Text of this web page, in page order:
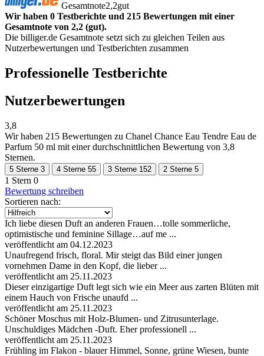
Gesamtnote2,2gut
Wir haben 0 Testberichte und 215 Bewertungen mit einer
Gesamtnote von 2,2 (gut).
Die billiger.de Gesamtnote setzt sich zu gleichen Teilen aus
Nutzerbewertungen und Testberichten zusammen
Professionelle Testberichte
Nutzerbewertungen
3,8
Wir haben 215 Bewertungen zu Chanel Chance Eau Tendre Eau de
Parfum 50 ml mit einer durchschnittlichen Bewertung von 3,8
Sternen.
5 Sterne 3 4 Sterne 55 3 Sterne 152 2 Sterne 5
1 Stern 0
Bewertung schreiben
Sortieren nach:
Ich liebe diesen Duft an anderen Frauen…tolle sommerliche,
optimistische und feminine Sillage…auf me ...
veröffentlicht am 04.12.2023
Unaufregend frisch, floral. Mir steigt das Bild einer jungen
vornehmen Dame in den Kopf, die lieber ...
veröffentlicht am 25.11.2023
Dieser einzigartige Duft legt sich wie ein Meer aus zarten Blüten mit
einem Hauch von Frische unaufd ...
veröffentlicht am 25.11.2023
Schöner Moschus mit Holz-Blumen- und Zitrusunterlage.
Unschuldiges Mädchen -Duft. Eher professionell ...
veröffentlicht am 25.11.2023
Frühling im Flakon - blauer Himmel, Sonne, grüne Wiesen, bunte